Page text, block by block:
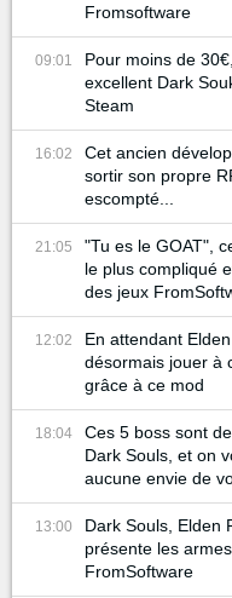
Fromsoftware
09:01
Pour moins de
excellent Dark
Steam
16:02
Cet ancien
sortir son propre
escompté...
21:05
"Tu es le GOAT",
le plus compliqué
des jeux
12:02
En attendant
désormais jouer à
grâce à ce mod
18:04
Ces 5 boss sont
Dark Souls, et on
aucune envie de
13:00
Dark Souls, Elden
présente les
FromSoftware